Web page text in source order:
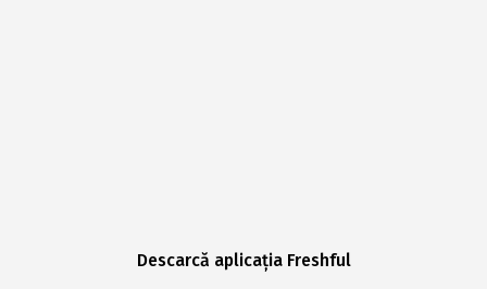
Descarcă aplicația Freshful